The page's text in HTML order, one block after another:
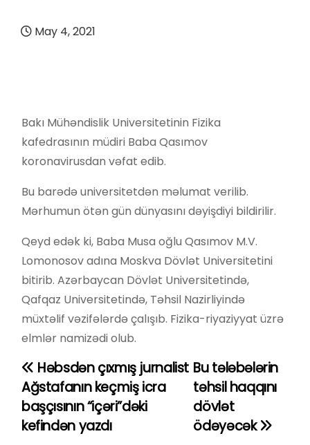
May 4, 2021
Bakı Mühəndislik Universitetinin Fizika
kafedrasının müdiri Baba Qasımov
koronavirusdan vəfat edib.
Bu barədə universitetdən məlumat verilib.
Mərhumun ötən gün dünyasını dəyişdiyi bildirilir.
Qeyd edək ki, Baba Musa oğlu Qasımov M.V.
Lomonosov adına Moskva Dövlət Universitetini
bitirib. Azərbaycan Dövlət Universitetində,
Qafqaz Universitetində, Təhsil Nazirliyində
müxtəlif vəzifələrdə çalışıb. Fizika-riyaziyyat üzrə
elmlər namizədi olub.
Y
a
z
Bu tələbələrin
təhsil haqqını
dövlət
ödəyəcək
Həbsdən çıxmış jurnalist
Ağstafanın keçmiş icra
başçısının “içəri”dəki
kefindən yazdı